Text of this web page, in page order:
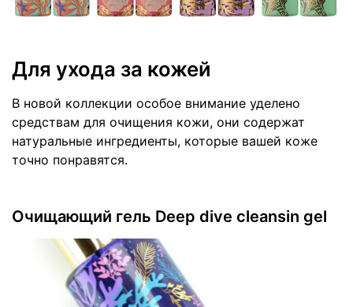
Для ухода за кожей
В новой коллекции особое внимание уделено
средствам для очищения кожи, они содержат
натуральные ингредиенты, которые вашей коже
точно понравятся.
Очищающий гель Deep dive cleansin gel